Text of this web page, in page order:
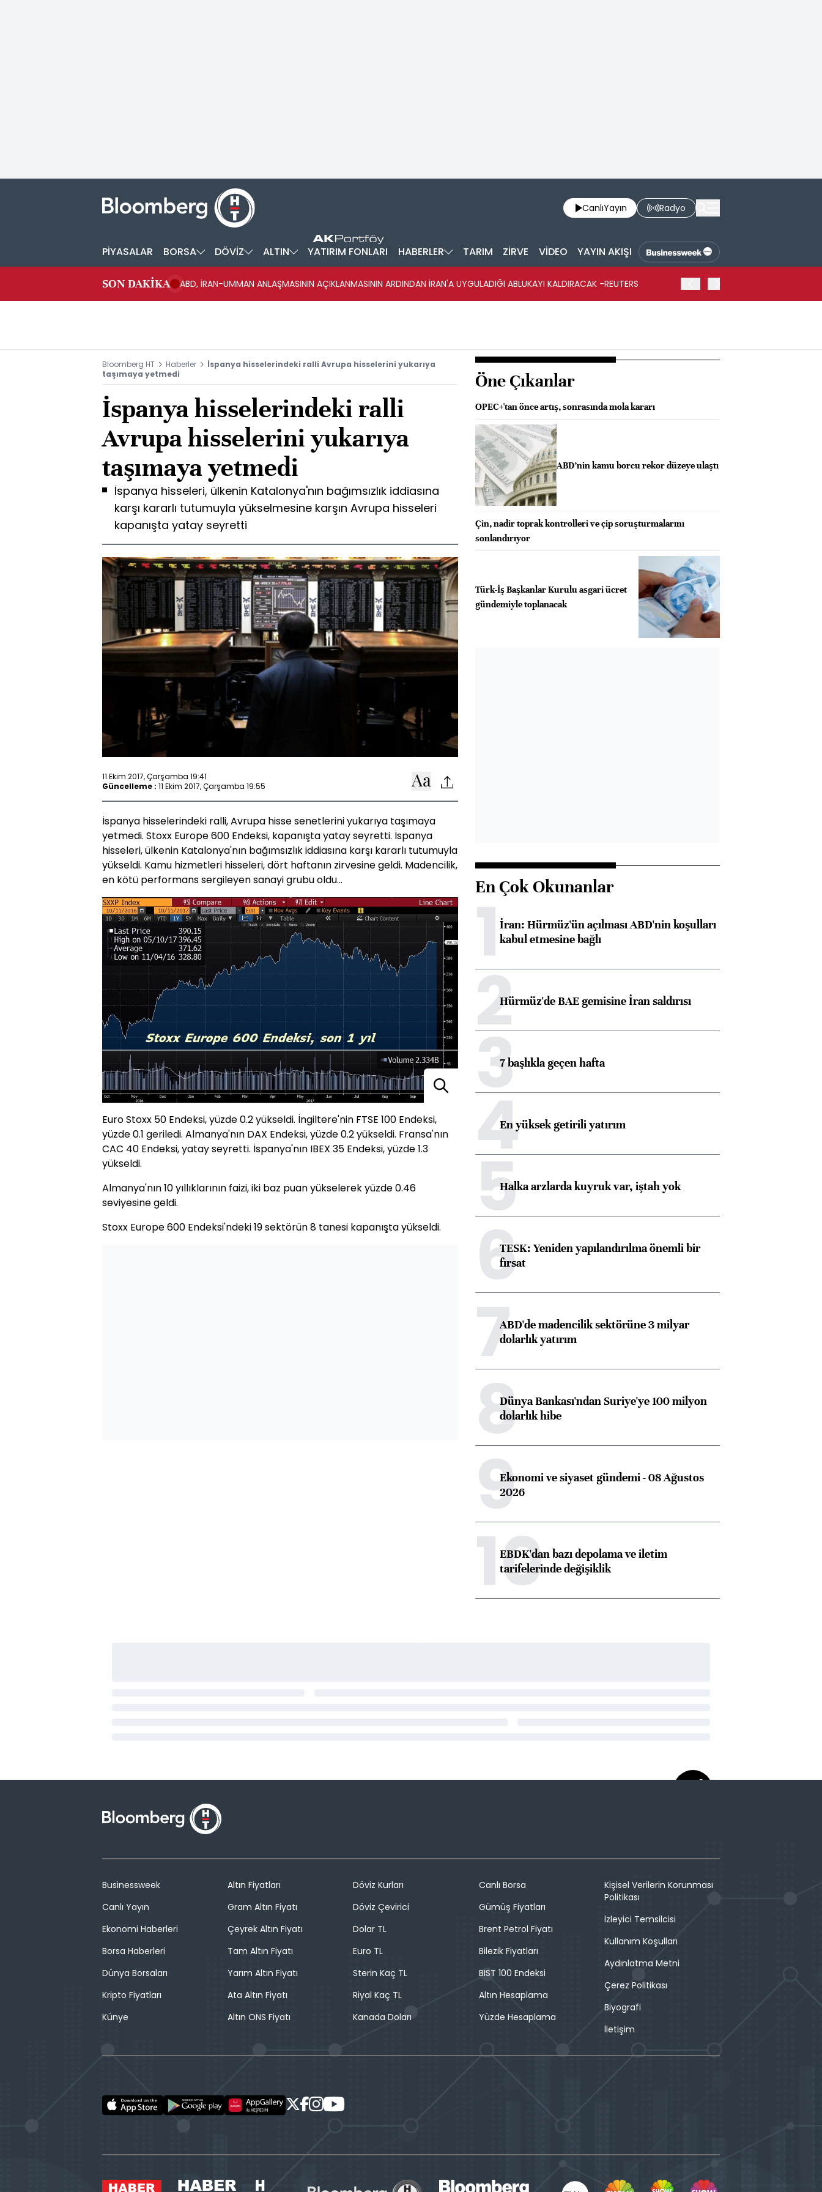
CanlıYayın Radyo
PİYASALAR BORSA DÖVİZ ALTIN YATIRIM FONLARI HABERLER TARIM ZİRVE VİDEO YAYIN AKIŞI
SON DAKİKA ABD, İRAN-UMMAN ANLAŞMASININ AÇIKLANMASININ ARDINDAN İRAN'A UYGULADIĞI ABLUKAYI KALDIRACAK -REUTERS
Bloomberg HT Haberler
İspanya hisselerindeki ralli Avrupa hisselerini yukarıya
taşımaya yetmedi
İspanya hisselerindeki ralli
Avrupa hisselerini yukarıya
taşımaya yetmedi
İspanya hisseleri, ülkenin Katalonya'nın bağımsızlık iddiasına
karşı kararlı tutumuyla yükselmesine karşın Avrupa hisseleri
kapanışta yatay seyretti
11 Ekim 2017, Çarşamba 19:41
Güncelleme : 11 Ekim 2017, Çarşamba 19:55
İspanya hisselerindeki ralli, Avrupa hisse senetlerini yukarıya taşımaya
yetmedi. Stoxx Europe 600 Endeksi, kapanışta yatay seyretti. İspanya
hisseleri, ülkenin Katalonya'nın bağımsızlık iddiasına karşı kararlı tutumuyla
yükseldi. Kamu hizmetleri hisseleri, dört haftanın zirvesine geldi. Madencilik,
en kötü performans sergileyen sanayi grubu oldu...
Euro Stoxx 50 Endeksi, yüzde 0.2 yükseldi. İngiltere'nin FTSE 100 Endeksi,
yüzde 0.1 geriledi. Almanya'nın DAX Endeksi, yüzde 0.2 yükseldi. Fransa'nın
CAC 40 Endeksi, yatay seyretti. İspanya'nın IBEX 35 Endeksi, yüzde 1.3
yükseldi.
Almanya'nın 10 yıllıklarının faizi, iki baz puan yükselerek yüzde 0.46
seviyesine geldi.
Stoxx Europe 600 Endeksi'ndeki 19 sektörün 8 tanesi kapanışta yükseldi.
Öne Çıkanlar
OPEC+'tan önce artış, sonrasında mola kararı
ABD’nin kamu borcu rekor düzeye ulaştı
Çin, nadir toprak kontrolleri ve çip soruşturmalarını
sonlandırıyor
Türk-İş Başkanlar Kurulu asgari ücret
gündemiyle toplanacak
En Çok Okunanlar
1İran: Hürmüz'ün açılması ABD'nin koşulları
kabul etmesine bağlı
2Hürmüz'de BAE gemisine İran saldırısı
37 başlıkla geçen hafta
4En yüksek getirili yatırım
5Halka arzlarda kuyruk var, iştah yok
6TESK: Yeniden yapılandırılma önemli bir
fırsat
7ABD'de madencilik sektörüne 3 milyar
dolarlık yatırım
8Dünya Bankası'ndan Suriye'ye 100 milyon
dolarlık hibe
9Ekonomi ve siyaset gündemi - 08 Ağustos
2026
10
EBDK'dan bazı depolama ve iletim
tarifelerinde değişiklik
Businessweek
Canlı Yayın
Ekonomi Haberleri
Borsa Haberleri
Dünya Borsaları
Kripto Fiyatları
Künye
Altın Fiyatları
Gram Altın Fiyatı
Çeyrek Altın Fiyatı
Tam Altın Fiyatı
Yarım Altın Fiyatı
Ata Altın Fiyatı
Altın ONS Fiyatı
Döviz Kurları
Döviz Çevirici
Dolar TL
Euro TL
Sterin Kaç TL
Riyal Kaç TL
Kanada Doları
Canlı Borsa
Gümüş Fiyatları
Brent Petrol Fiyatı
Bilezik Fiyatları
BIST 100 Endeksi
Altın Hesaplama
Yüzde Hesaplama
Kişisel Verilerin Korunması
Politikası
İzleyici Temsilcisi
Kullanım Koşulları
Aydınlatma Metni
Çerez Politikası
Biyografi
İletişim